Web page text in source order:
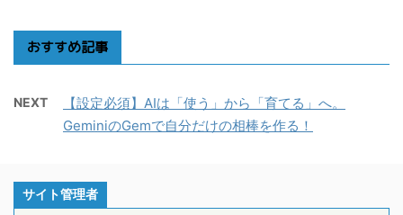
おすすめ記事
NEXT
【設定必須】AIは「使う」から「育てる」へ。
GeminiのGemで自分だけの相棒を作る！
サイト管理者